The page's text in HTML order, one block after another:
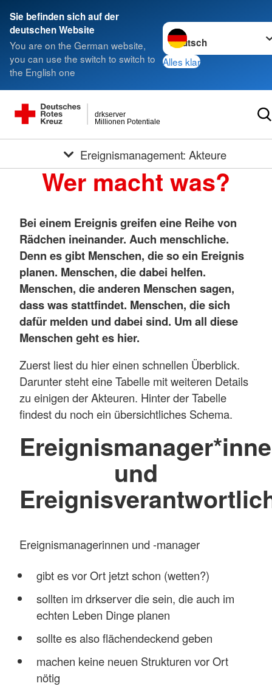
Sie befinden sich auf der
deutschen Website
You are on the German website,
you can use the switch to switch to
the English one
Sprache wechseln zu
Alles klar
Millionen Potentiale
drkserver
Ereignismanagement: Akteure
Wer macht was?
Bei einem Ereignis greifen eine Reihe von
Rädchen ineinander. Auch menschliche.
Denn es gibt Menschen, die so ein Ereignis
planen. Menschen, die dabei helfen.
Menschen, die anderen Menschen sagen,
dass was stattfindet. Menschen, die sich
dafür melden und dabei sind. Um all diese
Menschen geht es hier.
Zuerst liest du hier einen schnellen Überblick.
Darunter steht eine Tabelle mit weiteren Details
zu einigen der Akteuren. Hinter der Tabelle
findest du noch ein übersichtliches Schema.
und
Ereignismanagerinnen und -manager
gibt es vor Ort jetzt schon (wetten?)
sollten im drkserver die sein, die auch im
echten Leben Dinge planen
sollte es also flächendeckend geben
machen keine neuen Strukturen vor Ort
nötig